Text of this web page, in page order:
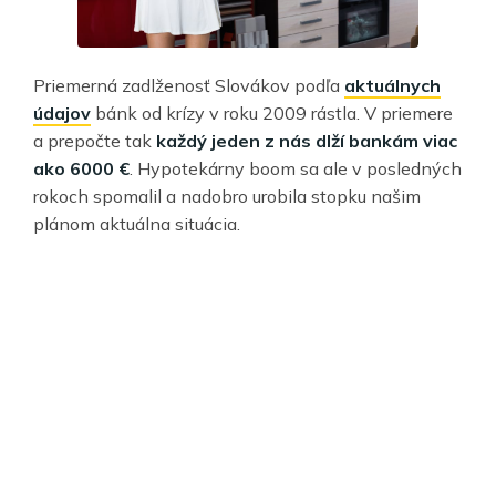
Priemerná zadlženosť Slovákov podľa aktuálnych
údajov bánk od krízy v roku 2009 rástla. V priemere
a prepočte tak každý jeden z nás dlží bankám viac
ako 6000 € . Hypotekárny boom sa ale v posledných
rokoch spomalil a nadobro urobila stopku našim
plánom aktuálna situácia.